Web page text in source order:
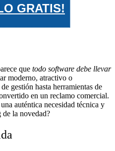
GRATIS!
que todo software debe llevar
moderno, atractivo o
gestión hasta herramientas de
en un reclamo comercial.
auténtica necesidad técnica y
de la novedad?